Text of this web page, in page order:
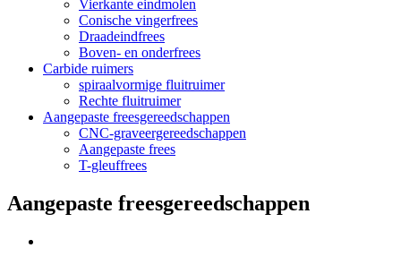
Vierkante eindmolen
Conische vingerfrees
Draadeindfrees
Boven- en onderfrees
Carbide ruimers
spiraalvormige fluitruimer
Rechte fluitruimer
Aangepaste freesgereedschappen
CNC-graveergereedschappen
Aangepaste frees
T-gleuffrees
Aangepaste freesgereedschappen